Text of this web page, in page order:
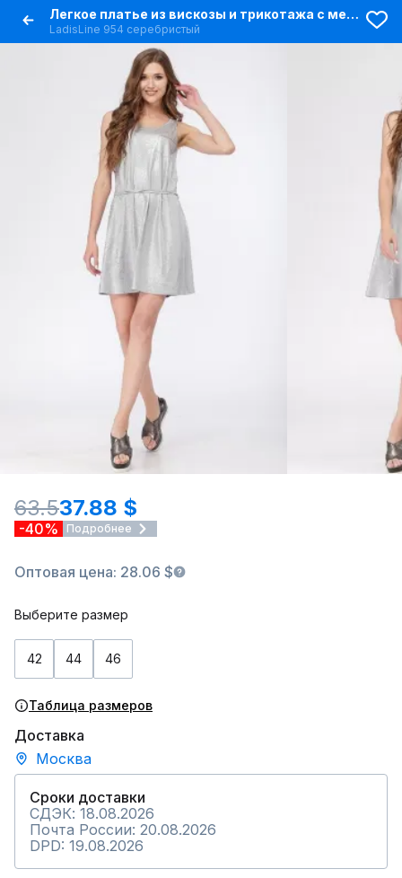
Легкое платье из вискозы и трикотажа с металлизированным напылением
LadisLine 954 серебристый
63.537.88 $
-40% Подробнее
Оптовая цена: 28.06 $
Выберите размер
42 44 46
Таблица размеров
Доставка
Москва
Сроки доставки
СДЭК: 18.08.2026
Почта России: 20.08.2026
DPD: 19.08.2026